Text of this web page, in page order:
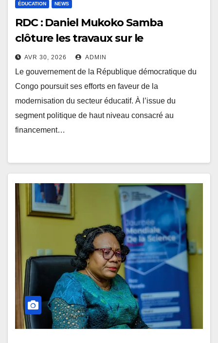
ÉDUCATION NEWS
RDC : Daniel Mukoko Samba
clôture les travaux sur le
financement durable de
l’éducation
AVR 30, 2026 ADMIN
Le gouvernement de la République démocratique du
Congo poursuit ses efforts en faveur de la
modernisation du secteur éducatif. À l’issue du
segment politique de haut niveau consacré au
financement…